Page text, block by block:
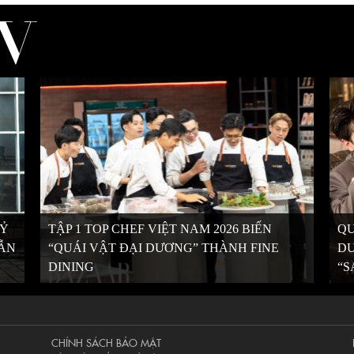
TẬP 1 TOP CHEF VIỆT NAM 2026 BIẾN
“QUÁI VẬT ĐẠI DƯƠNG” THÀNH FINE
DINING
CHÍNH SÁCH BẢO MẬT